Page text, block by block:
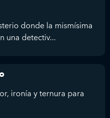
donde la mismísima
una detectiv...
ironía y ternura para